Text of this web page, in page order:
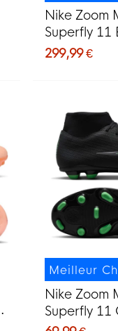
Nike Zoom
Superfly 11
Vissés
299,99 €
Meilleur
Nike Zoom
Superfly 11
Naturel